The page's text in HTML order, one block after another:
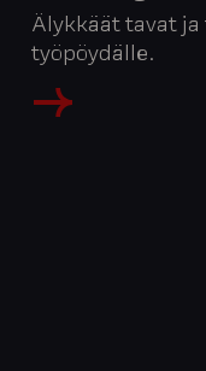
Älykkäät tavat
työpöydälle.